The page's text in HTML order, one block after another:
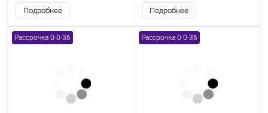
Подробнее Подробнее
Рассрочка 0-0-36 Рассрочка 0-0-36